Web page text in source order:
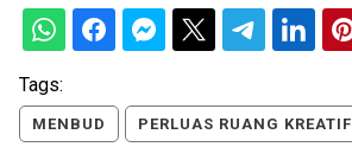
Tags:
MENBUD PERLUAS RUANG KREATIF